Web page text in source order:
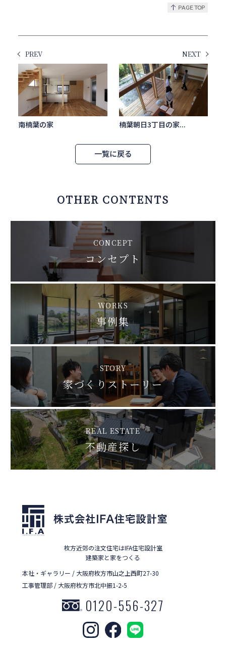
PREV
南楠葉の家
NEXT
楠葉朝日3丁目の家...
一覧に戻る
OTHER CONTENTS
CONCEPT
コンセプト
WORKS
事例集
STORY
家づくりストーリー
REAL ESTATE
不動産探し
枚方近郊の注文住宅はIFA住宅設計室
建築家と家をつくる
本社・ギャラリー / 大阪府枚方市山之上西町27-30
工事管理部 / 大阪府枚方市北中振1-2-5
0120-556-327